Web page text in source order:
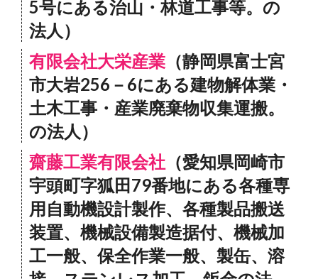
5号にある治山・林道工事等。の
法人）
有限会社大栄産業 （静岡県富士宮
市大岩256－6にある建物解体業・
土木工事・産業廃棄物収集運搬。
の法人）
齋藤工業有限会社 （愛知県岡崎市
宇頭町字狐田79番地にある各種専
用自動機設計製作、各種製品搬送
装置、機械設備製造据付、機械加
工一般、保全作業一般、製缶、溶